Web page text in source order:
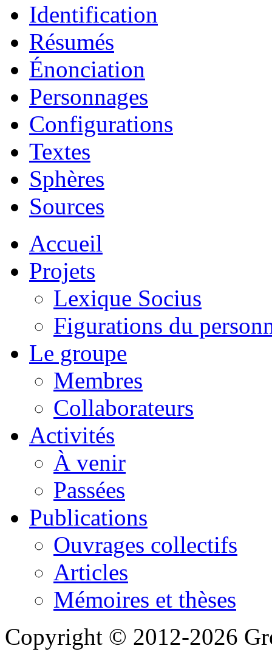
Identification
Résumés
Énonciation
Personnages
Configurations
Textes
Sphères
Sources
Accueil
Projets
Lexique Socius
Figurations du
Le groupe
Membres
Collaborateurs
Activités
À venir
Passées
Publications
Ouvrages collectifs
Articles
Mémoires et thèses
Copyright © 2012-2026